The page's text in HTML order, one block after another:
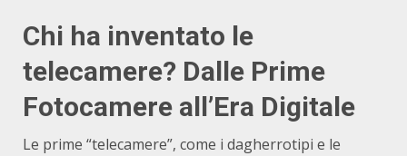
Chi ha inventato le
telecamere? Dalle Prime
Fotocamere all’Era Digitale
Le prime “telecamere”, come i dagherrotipi e le